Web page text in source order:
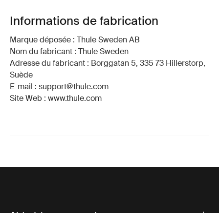
Informations de fabrication
Marque déposée : Thule Sweden AB
Nom du fabricant : Thule Sweden
Adresse du fabricant : Borggatan 5, 335 73 Hillerstorp,
Suède
E-mail : support@thule.com
Site Web : www.thule.com